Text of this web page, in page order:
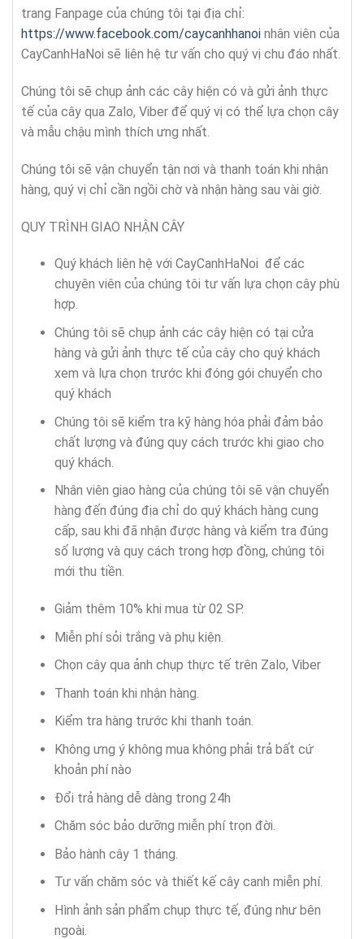
trang Fanpage của chúng tôi tại địa chỉ:
https://www.facebook.com/caycanhhanoi nhân viên của
CayCanhHaNoi sẽ liên hệ tư vấn cho quý vị chu đáo nhất.
Chúng tôi sẽ chụp ảnh các cây hiện có và gửi ảnh thực
tế của cây qua Zalo, Viber để quý vị có thể lựa chọn cây
và mẫu chậu mình thích ưng nhất.
Chúng tôi sẽ vận chuyển tận nơi và thanh toán khi nhận
hàng, quý vị chỉ cần ngồi chờ và nhận hàng sau vài giờ.
QUY TRÌNH GIAO NHẬN CÂY
Quý khách liên hệ với CayCanhHaNoi để các
chuyên viên của chúng tôi tư vấn lựa chọn cây phù
hợp.
Chúng tôi sẽ chụp ảnh các cây hiện có tại cửa
hàng và gửi ảnh thực tế của cây cho quý khách
xem và lựa chọn trước khi đóng gói chuyển cho
quý khách
Chúng tôi sẽ kiểm tra kỹ hàng hóa phải đảm bảo
chất lượng và đúng quy cách trước khi giao cho
quý khách.
Nhân viên giao hàng của chúng tôi sẽ vận chuyển
hàng đến đúng địa chỉ do quý khách hàng cung
cấp, sau khi đã nhận được hàng và kiểm tra đúng
số lượng và quy cách trong hợp đồng, chúng tôi
mới thu tiền.
Giảm thêm 10% khi mua từ 02 SP.
Miễn phí sỏi trắng và phụ kiện.
Chọn cây qua ảnh chụp thực tế trên Zalo, Viber
Thanh toán khi nhận hàng.
Kiểm tra hàng trước khi thanh toán.
Không ưng ý không mua không phải trả bất cứ
khoản phí nào
Đổi trả hàng dễ dàng trong 24h
Chăm sóc bảo dưỡng miễn phí trọn đời.
Bảo hành cây 1 tháng.
Tư vấn chăm sóc và thiết kế cây canh miễn phí.
Hình ảnh sản phẩm chụp thực tế, đúng như bên
ngoài.